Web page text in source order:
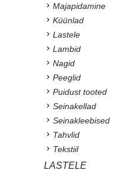
Majapidamine
Küünlad
Lastele
Lambid
Nagid
Peeglid
Puidust tooted
Seinakellad
Seinakleebised
Tahvlid
Tekstiil
LASTELE